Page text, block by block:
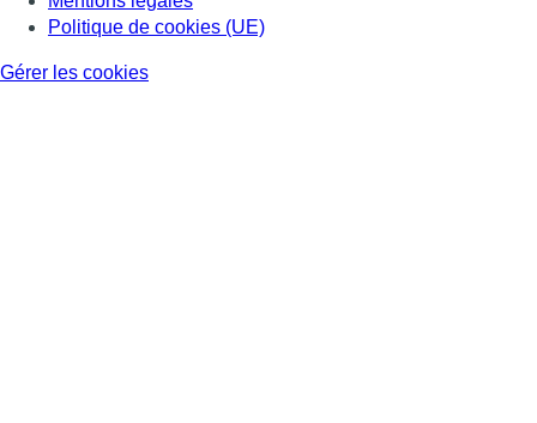
Politique de cookies (UE)
Gérer les cookies